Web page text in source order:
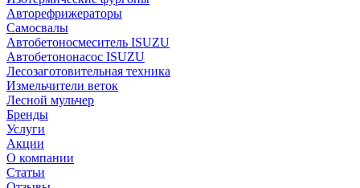
Авторефрижераторы
Самосвалы
Автобетоносмеситель ISUZU
Автобетононасос ISUZU
Лесозаготовительная техника
Измельчители веток
Лесной мульчер
Бренды
Услуги
Акции
О компании
Статьи